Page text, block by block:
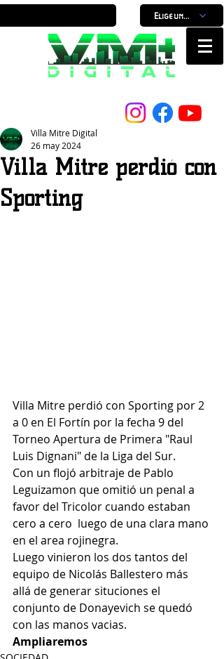
Elige un horario
Villa Mitre perdió con
Sporting
Villa Mitre Digital
26 may 2024
Villa Mitre perdió con Sporting por 2
a 0 en El Fortín por la fecha 9 del
Torneo Apertura de Primera "Raul
Luis Dignani" de la Liga del Sur.
Con un flojó arbitraje de Pablo
Leguizamon que omitió un penal a
favor del Tricolor cuando estaban
cero a cero  luego de una clara mano
en el area rojinegra.
Luego vinieron los dos tantos del
equipo de Nicolás Ballestero más
allá de generar situciones el
conjunto de Donayevich se quedó
con las manos vacias.
Ampliaremos